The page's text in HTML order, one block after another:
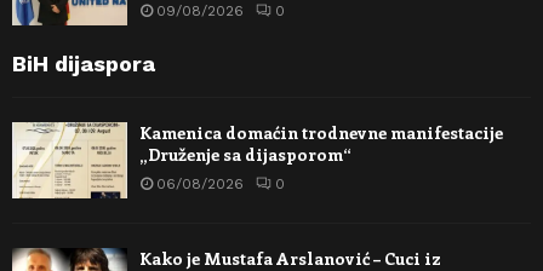
09/08/2026 0
BiH dijaspora
Kamenica domaćin trodnevne manifestacije
„Druženje sa dijasporom“
06/08/2026 0
Kako je Mustafa Arslanović – Cuci iz